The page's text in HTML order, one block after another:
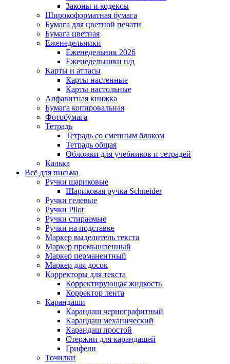
Законы и кодексы
Широкоформатная бумага
Бумага для цветной печати
Бумага цветная
Еженедельники
Еженедельник 2026
Еженедельники н/д
Карты и атласы
Карты настенные
Карты настольные
Алфавитная книжка
Бумага копировальная
Фотобумага
Тетрадь
Тетрадь со сменным блоком
Тетрадь общая
Обложки для учебников и тетрадей
Калька
Всё для письма
Ручки шариковые
Шариковая ручка Schneider
Ручки гелевые
Ручки Pilot
Ручки стираемые
Ручки на подставке
Маркер выделитель текста
Маркер промышленный
Маркер перманентный
Маркер для досок
Корректоры для текста
Корректирующая жидкость
Корректор лента
Карандаши
Карандаш чернографитный
Карандаш механический
Карандаш простой
Стержни для карандашей
Грифели
Точилки